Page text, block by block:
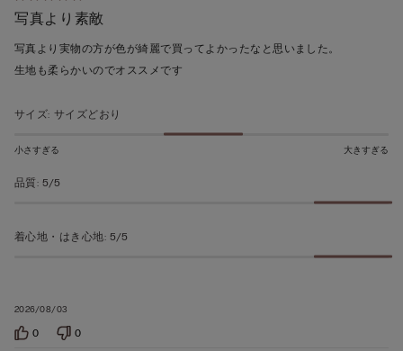
段
階
の
ち
の
価
2026/08/03
写真より素敵
写真より実物の方が色が綺麗で買ってよかったなと思いました。
生地も柔らかいのでオススメです
サイズ: サイズどおり
小さすぎる 大きすぎる
品質: 5/5
着心地・はき心地: 5/5
0 0